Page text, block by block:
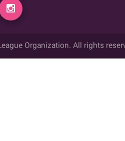
Organization. All rights